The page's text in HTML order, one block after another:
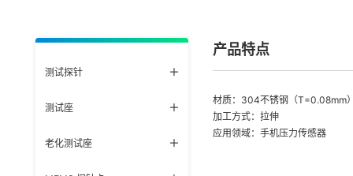
测试探针
测试座
老化测试座
产品特点
材质：304不锈钢（T=0.08mm
加工方式：拉伸
应用领域：手机压力传感器